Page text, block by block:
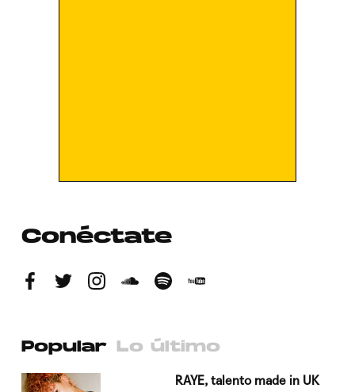
Conéctate
Popular Lo último
RAYE, talento made in UK